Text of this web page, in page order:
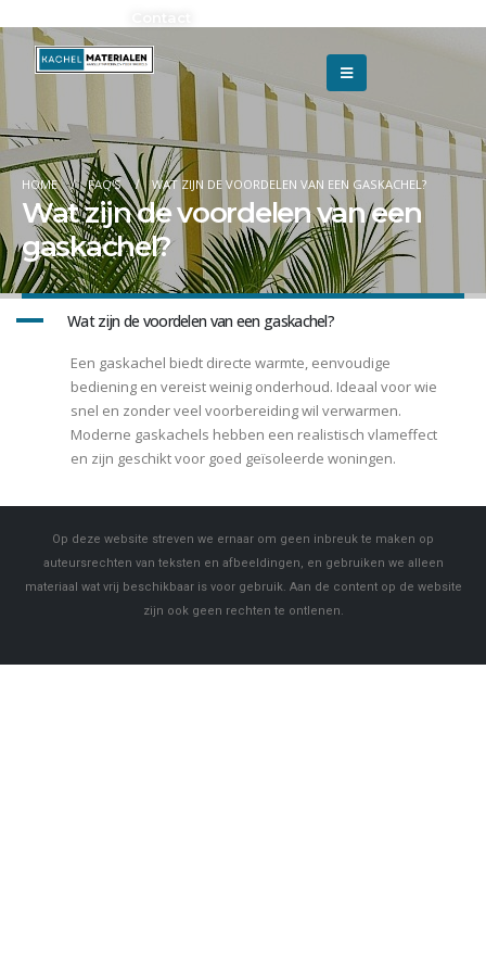
HOME FAQ'S WAT ZIJN DE VOORDELEN VAN EEN GASKACHEL?
Wat zijn de voordelen van een
gaskachel?
A Wat zijn de voordelen van een gaskachel?
Een gaskachel biedt directe warmte, eenvoudige
bediening en vereist weinig onderhoud. Ideaal voor wie
snel en zonder veel voorbereiding wil verwarmen.
Moderne gaskachels hebben een realistisch vlameffect
en zijn geschikt voor goed geïsoleerde woningen.
Op deze website streven we ernaar om geen inbreuk te maken op
auteursrechten van teksten en afbeeldingen, en gebruiken we alleen
materiaal wat vrij beschikbaar is voor gebruik. Aan de content op de website
zijn ook geen rechten te ontlenen.